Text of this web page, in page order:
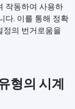
작동하여 사용하
다. 이를 통해 정확
정의 번거로움을
형의 시계